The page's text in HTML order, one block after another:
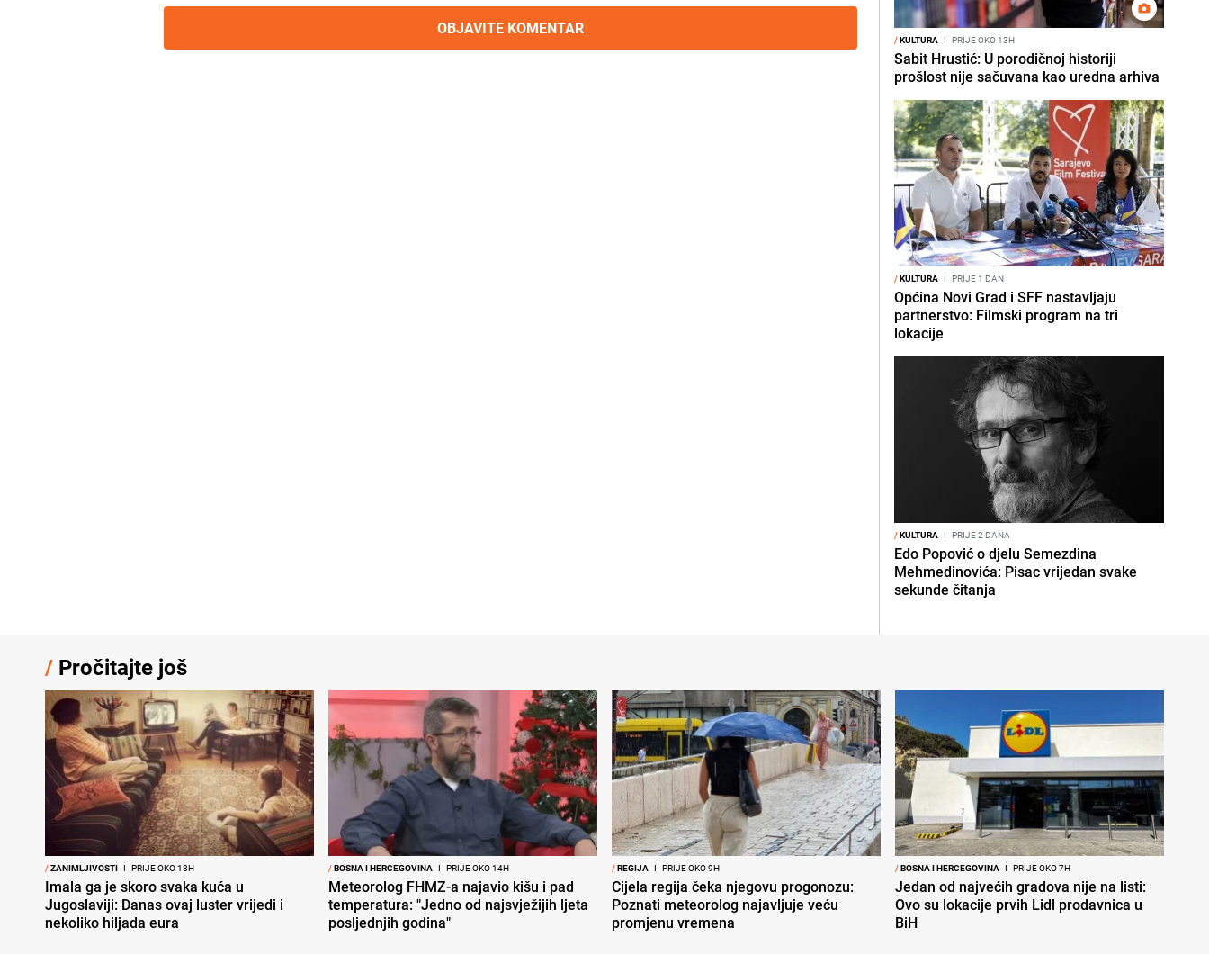
OBJAVITE KOMENTAR
/KULTURA I PRIJE OKO 13H
Sabit Hrustić: U porodičnoj historiji
prošlost nije sačuvana kao uredna arhiva
/KULTURA I PRIJE 1 DAN
Općina Novi Grad i SFF nastavljaju
partnerstvo: Filmski program na tri
lokacije
/KULTURA I PRIJE 2 DANA
Edo Popović o djelu Semezdina
Mehmedinovića: Pisac vrijedan svake
sekunde čitanja
/ Pročitajte još
/ZANIMLJIVOSTI I PRIJE OKO 18H
Imala ga je skoro svaka kuća u
Jugoslaviji: Danas ovaj luster vrijedi i
nekoliko hiljada eura
/BOSNA I HERCEGOVINA I PRIJE OKO 14H
Meteorolog FHMZ-a najavio kišu i pad
temperatura: "Jedno od najsvježijih ljeta
posljednjih godina"
/REGIJA I PRIJE OKO 9H
Cijela regija čeka njegovu progonozu:
Poznati meteorolog najavljuje veću
promjenu vremena
/BOSNA I HERCEGOVINA I PRIJE OKO 7H
Jedan od najvećih gradova nije na listi:
Ovo su lokacije prvih Lidl prodavnica u
BiH